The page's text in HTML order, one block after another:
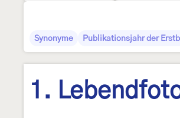
Synonyme Publikationsjahr der
1.